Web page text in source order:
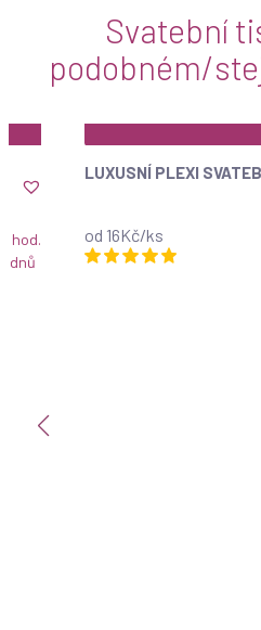
Svatební
podobném/
hod.
dnů
LUXUSNÍ PLEXI
od 16Kč/ks